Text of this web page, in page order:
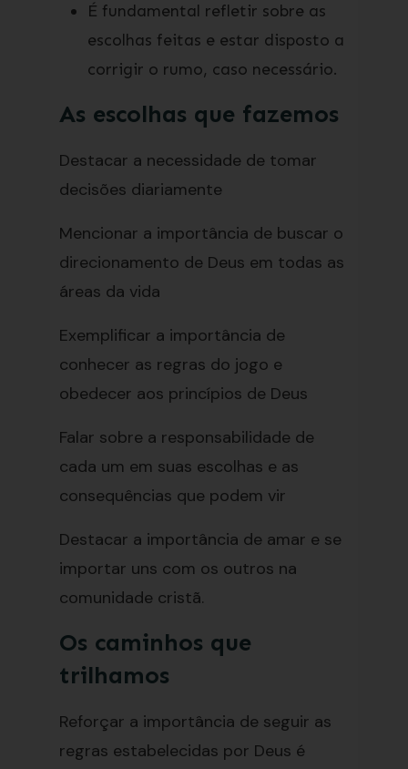
É fundamental refletir sobre as
escolhas feitas e estar disposto a
corrigir o rumo, caso necessário.
As escolhas que fazemos
Destacar a necessidade de tomar
decisões diariamente
Mencionar a importância de buscar o
direcionamento de Deus em todas as
áreas da vida
Exemplificar a importância de
conhecer as regras do jogo e
obedecer aos princípios de Deus
Falar sobre a responsabilidade de
cada um em suas escolhas e as
consequências que podem vir
Destacar a importância de amar e se
importar uns com os outros na
comunidade cristã.
Os caminhos que
trilhamos
Reforçar a importância de seguir as
regras estabelecidas por Deus é